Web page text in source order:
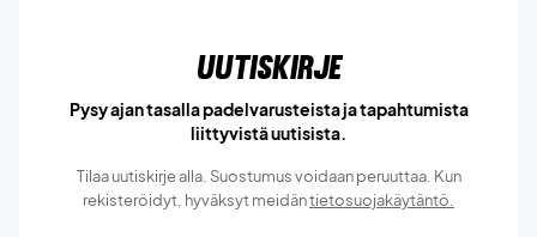
Uutiskirje
Pysy ajan tasalla padelvarusteista ja tapahtumista
liittyvistä uutisista.
Tilaa uutiskirje alla. Suostumus voidaan peruuttaa. Kun
rekisteröidyt, hyväksyt meidäntietosuojakäytäntö.